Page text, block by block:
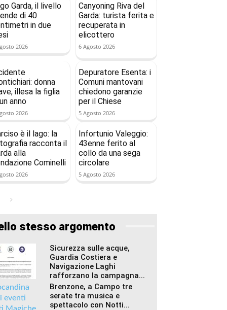
Garda, il livello
di 40
in due
2026
Canyoning Riva del
Garda: turista ferita e
recuperata in
elicottero
6 Agosto 2026
donna
illesa la figlia
anno
2026
Depuratore Esenta: i
Comuni mantovani
chiedono garanzie
per il Chiese
5 Agosto 2026
è il lago: la
racconta il
alla
Cominelli
2026
Infortunio Valeggio:
43enne ferito al
collo da una sega
circolare
5 Agosto 2026
stesso argomento
Sicurezza sulle acque,
Guardia Costiera e
Navigazione Laghi
rafforzano la campagna...
Brenzone, a Campo tre
serate tra musica e
spettacolo con Notti...